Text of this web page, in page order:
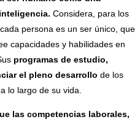
Considera, para los
persona es un ser único, que
capacidades y habilidades en
programas de estudio,
el pleno desarrollo de los
lo largo de su vida.
las competencias laborales,